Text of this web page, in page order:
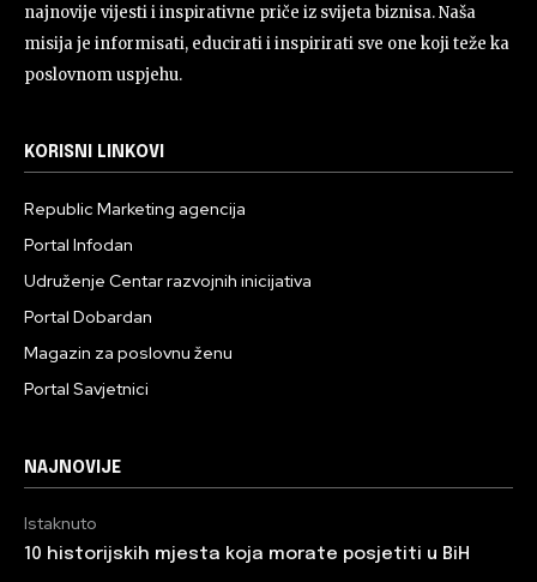
najnovije vijesti i inspirativne priče iz svijeta biznisa. Naša
misija je informisati, educirati i inspirirati sve one koji teže ka
poslovnom uspjehu.
KORISNI LINKOVI
Republic Marketing agencija
Portal Infodan
Udruženje Centar razvojnih inicijativa
Portal Dobardan
Magazin za poslovnu ženu
Portal Savjetnici
NAJNOVIJE
Istaknuto
10 historijskih mjesta koja morate posjetiti u BiH